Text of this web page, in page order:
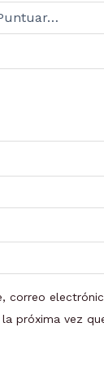
correo
próxima vez